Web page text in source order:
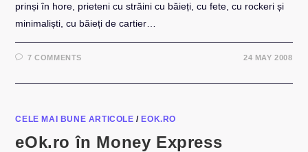
prinși în hore, prieteni cu străini cu băieți, cu fete, cu rockeri și
minimaliști, cu băieți de cartier…
7 COMMENTS 24 MAY 2008
CELE MAI BUNE ARTICOLE / EOK.RO
eOk.ro în Money Express